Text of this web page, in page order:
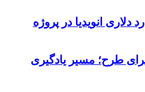
۱ میلیارد دلاری انویدیا در پروژه
طرح؛ مسیر یادگیری